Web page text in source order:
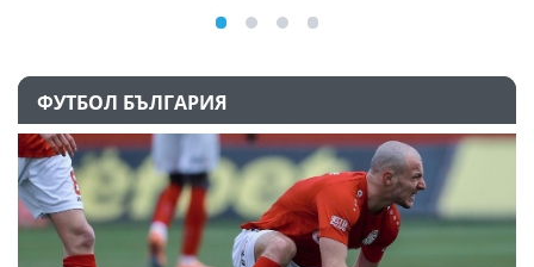
ФУТБОЛ БЪЛГАРИЯ